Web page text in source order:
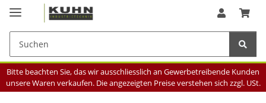
Bitte beachten Sie, das wir ausschliesslich an Gewerbetreibende Kunden
unsere Waren verkaufen. Die angezeigten Preise verstehen sich zzgl. USt.